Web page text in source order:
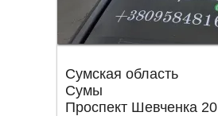
Сумская область
Сумы
Проспект Шевченка 20